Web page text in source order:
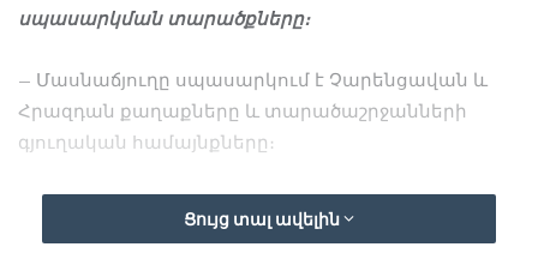
սպասարկման տարածքները։
– Մասնաճյուղը սպասարկում է Չարենցավան և
Հրազդան քաղաքները և տարածաշրջանների
գյուղական համայնքները։
– Կպատմե՞ք այս ոլորտում Ձեր աշխատանքային
Ցույց տալ ավելին